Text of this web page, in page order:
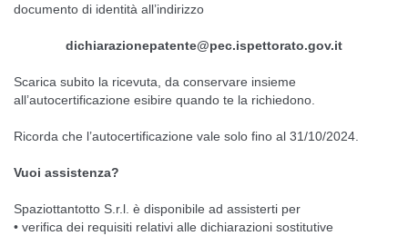
documento di identità all’indirizzo
dichiarazionepatente@pec.ispettorato.gov.it
Scarica subito la ricevuta, da conservare insieme
all’autocertificazione esibire quando te la richiedono.
Ricorda che l’autocertificazione vale solo fino al 31/10/2024.
Vuoi assistenza?
Spaziottantotto S.r.l. è disponibile ad assisterti per
• verifica dei requisiti relativi alle dichiarazioni sostitutive